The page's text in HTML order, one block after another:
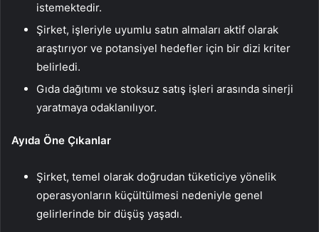
istemektedir.
Şirket, işleriyle uyumlu satın almaları aktif olarak
araştırıyor ve potansiyel hedefler için bir dizi kriter
belirledi.
Gıda dağıtımı ve stoksuz satış işleri arasında sinerji
yaratmaya odaklanılıyor.
Ayıda Öne Çıkanlar
Şirket, temel olarak doğrudan tüketiciye yönelik
operasyonların küçültülmesi nedeniyle genel
gelirlerinde bir düşüş yaşadı.